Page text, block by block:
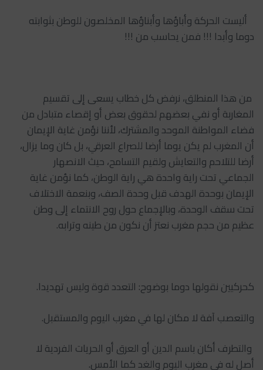
‏‎ أليست الحركة وأباؤها وأبناؤها المخلصون للوطن بثوابته
دوما وأبدا !!! فمن يحاسب من !!!
‏‎ من هذا المنطلق، نرفض كل خطاب يسعى إلى تقسيم
المغاربة أو نفي بعضهم لحقوق بعض أو إقصاء متبادل من
فضاء المواطنة الموحد والمشترك، لأننا نؤمن غاية الإيمان
أن المغرب لم يكن يوما أرضا للصراع العرقي، بل كان وما يزال،
أرضا للتلاحم والتعايش ولقيم التسامح، حيث الانصهار
الجماعي تحت راية واحدة هي راية الوطن، كما نؤمن غاية
الإيمان بوحدة الهدف قبل وحدة الصف، وبنعمة الاختلاف
تحت سقف الوحدة، وبالإجماع حول روح الانتماء إلى وطن
عظيم من حجم مغرب نعتز أن نكون من طينه وترابه.
‏‎ والتطرف أكان باسم الدين أو العرق أو الحريات الفردية لا
أصل له في مغرب اليوم والغد كما الأمس.